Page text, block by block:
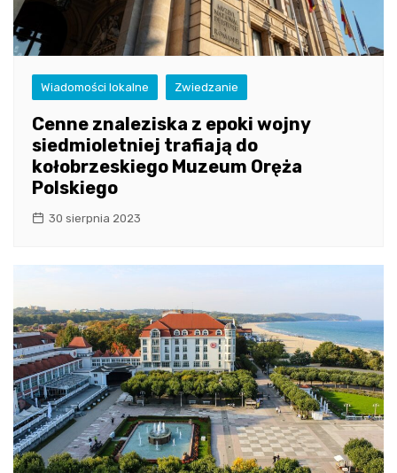
Wiadomości lokalne Zwiedzanie
Cenne znaleziska z epoki wojny
siedmioletniej trafiają do
kołobrzeskiego Muzeum Oręża
Polskiego
30 sierpnia 2023